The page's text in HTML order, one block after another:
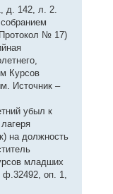
д. 142, л. 2.
№ 17)
Курсов
Источник –
убыл к
на должность
младших
оп. 1,